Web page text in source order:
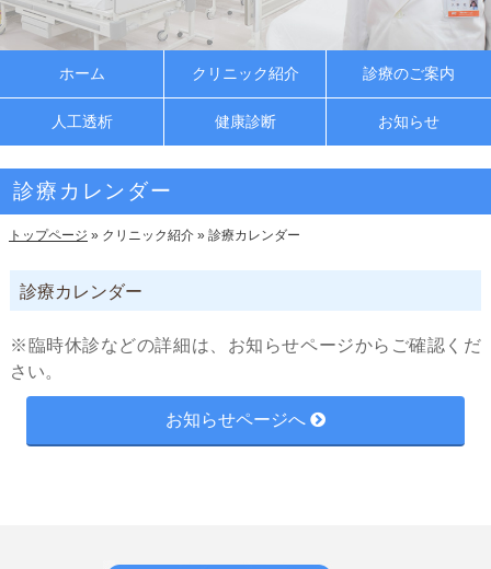
ホーム クリニック紹介 診療のご案内
人工透析 健康診断 お知らせ
診療カレンダー
トップページ » クリニック紹介 » 診療カレンダー
診療カレンダー
※臨時休診などの詳細は、お知らせページからご確認くだ
さい。
お知らせページへ